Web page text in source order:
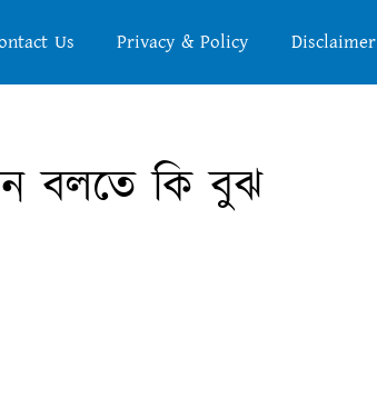
Us Privacy & Policy Disclaimer
বলতে কি বুঝ